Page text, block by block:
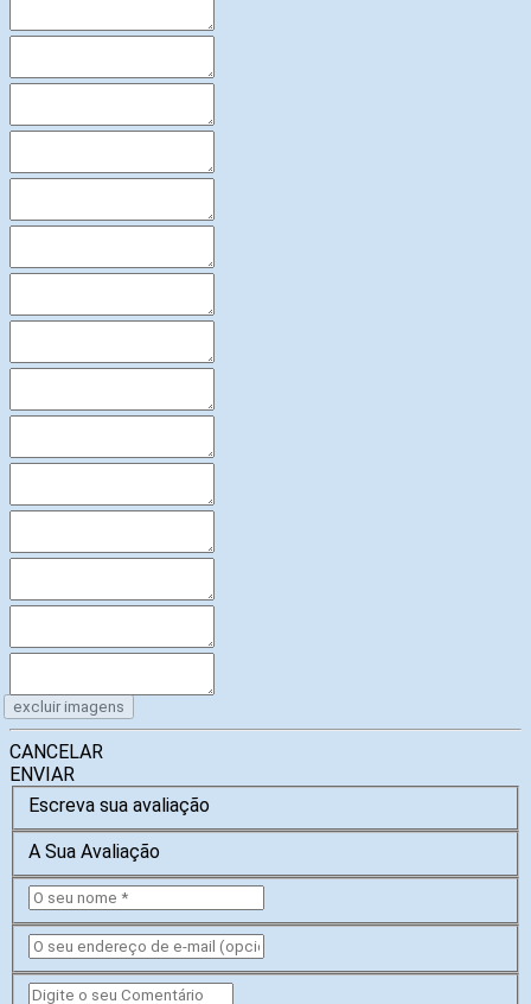
excluir imagens
CANCELAR
ENVIAR
Escreva sua avaliação
A Sua Avaliação